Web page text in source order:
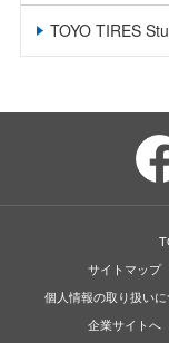
TOYO TIRES
サイトマップ
個人情報の取り扱い
企業サイトへ